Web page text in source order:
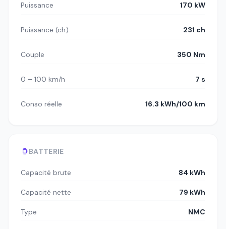
Puissance 170 kW
Puissance (ch) 231 ch
Couple 350 Nm
0 – 100 km/h 7 s
Conso réelle 16.3 kWh/100 km
BATTERIE
Capacité brute 84 kWh
Capacité nette 79 kWh
Type NMC